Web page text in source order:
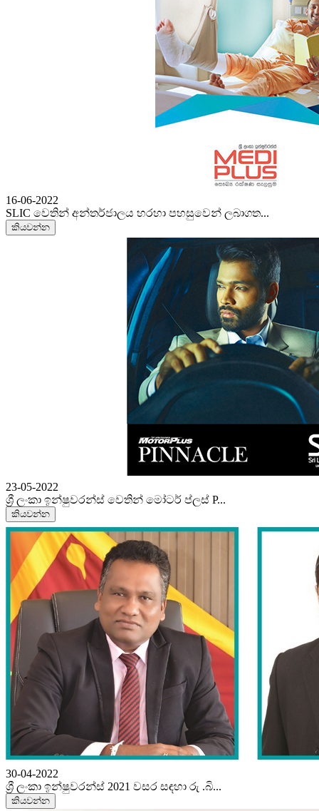
16-06-2022
SLIC වෙතින් අන්තර්ජාලය හරහා පහසුවෙන් ලබාගත...
කියවන්න
23-05-2022
ශ්‍රී ලංකා ඉන්ෂුවරන්ස් වෙතින් මෝටර් ප්ලස් P...
කියවන්න
30-04-2022
ශ්‍රී ලංකා ඉන්ෂුවරන්ස් 2021 වසර සඳහා රු .බි...
කියවන්න